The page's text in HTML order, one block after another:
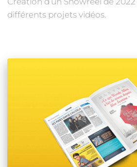
différents projets vidéos.